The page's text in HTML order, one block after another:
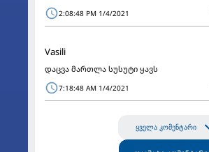
2:08:48 PM 1/4/2021
Vasili
დაცვა მართლა სუსუტი ყავს
7:18:48 AM 1/4/2021
ყველა კომენტარი